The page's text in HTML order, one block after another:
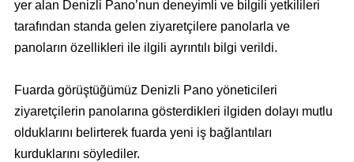
yer alan Denizli Pano’nun deneyimli ve bilgili yetkilileri
tarafından standa gelen ziyaretçilere panolarla ve
panoların özellikleri ile ilgili ayrıntılı bilgi verildi.
Fuarda görüştüğümüz Denizli Pano yöneticileri
ziyaretçilerin panolarına gösterdikleri ilgiden dolayı mutlu
olduklarını belirterek fuarda yeni iş bağlantıları
kurduklarını söylediler.